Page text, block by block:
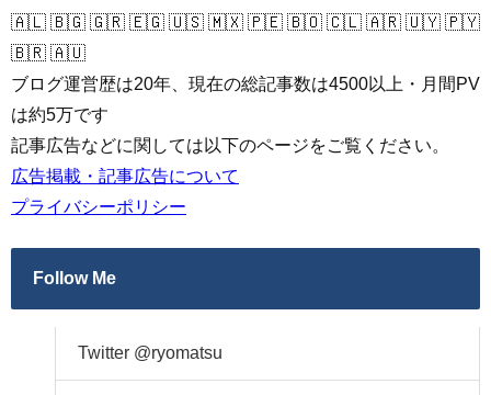
🇦🇱 🇧🇬 🇬🇷 🇪🇬 🇺🇸 🇲🇽 🇵🇪 🇧🇴 🇨🇱 🇦🇷 🇺🇾 🇵🇾
🇧🇷 🇦🇺
ブログ運営歴は20年、現在の総記事数は4500以上・月間PV
は約5万です
記事広告などに関しては以下のページをご覧ください。
広告掲載・記事広告について
プライバシーポリシー
Follow Me
Twitter @ryomatsu